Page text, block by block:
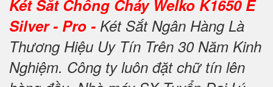
Két Sắt Chống Cháy Welko K1650 E
Silver - Pro - Két Sắt Ngân Hàng Là
Thương Hiệu Uy Tín Trên 30 Năm Kinh
Nghiệm. Công ty luôn đặt chữ tín lên